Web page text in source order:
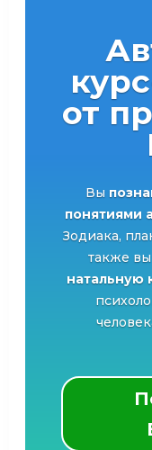
от
Вы
понятиями
Зодиака,
также вы
натальную